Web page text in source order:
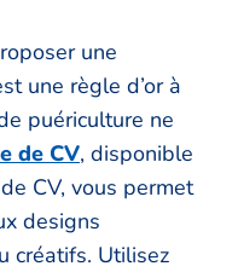
une
une règle d’or à
puériculture ne
de CV, disponible
CV, vous permet
designs
créatifs. Utilisez